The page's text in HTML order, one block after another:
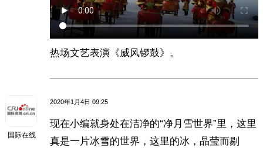
热场文艺表演《威风锣鼓》。
国际在线
2020年1月4日 09:25
现在小编就身处在洁净的“净月雪世界”里，这里
真是一片冰雪的世界，这里的冰，晶莹而剔